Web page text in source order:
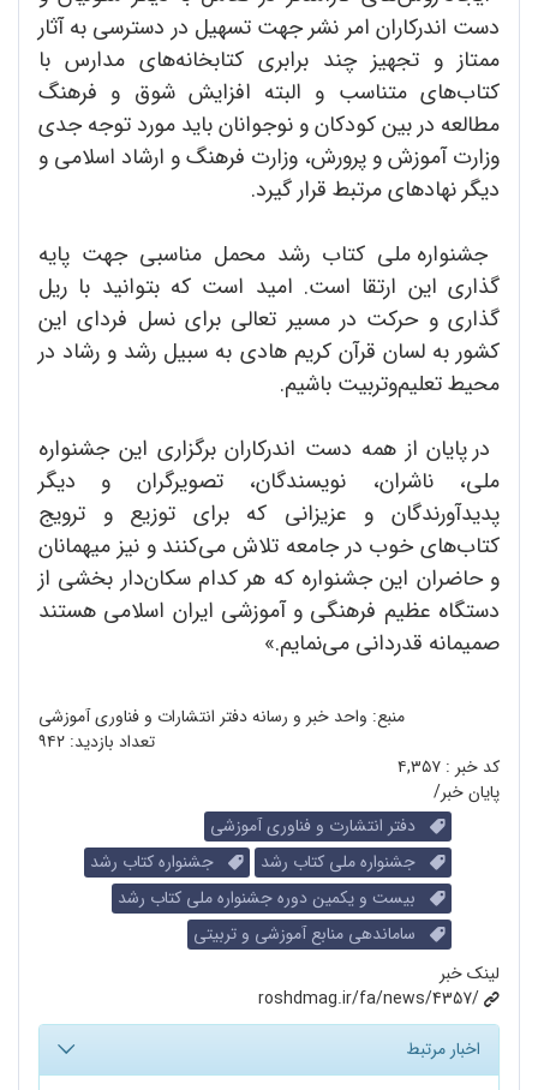
دست اندرکاران امر نشر جهت تسهیل در دسترسی به آثار
ممتاز و تجهیز چند برابری کتابخانه‌های مدارس با
کتاب‌های متناسب و البته افزایش شوق و فرهنگ
مطالعه در بین کودکان و نوجوانان باید مورد توجه جدی
وزارت آموزش و پرورش، وزارت فرهنگ و ارشاد اسلامی و
دیگر نهادهای مرتبط قرار گیرد.
جشنواره ملی کتاب رشد محمل مناسبی جهت پایه
گذاری این ارتقا است. امید است که بتوانید با ریل
گذاری و حرکت در مسیر تعالی برای نسل فردای این
کشور به لسان قرآن کریم هادی به سبیل رشد و رشاد در
محیط تعلیم‌و‌تربیت باشیم.
در پایان از همه دست اندرکاران برگزاری این جشنواره
ملی، ناشران، نویسندگان، تصویرگران و دیگر
پدیدآورندگان و عزیزانی که برای توزیع و ترویج
کتاب‌های خوب در جامعه تلاش می‌کنند و نیز میهمانان
و حاضران این جشنواره که هر کدام سکان‌دار بخشی از
دستگاه عظیم فرهنگی و آموزشی ایران اسلامی هستند
صمیمانه قدردانی می‌نمایم.»
منبع: واحد خبر و رسانه دفتر انتشارات و فناوری آموزشی
تعداد بازدید: ۹۴۲
کد خبر : ۴,۳۵۷
پایان خبر/
دفتر انتشارت و فناوری آموزشی
جشنواره ملی کتاب رشد
جشنواره کتاب رشد
بیست و یکمین دوره جشنواره ملی کتاب رشد
ساماندهی منابع آموزشی و تربیتی
لینک خبر
roshdmag.ir/fa/news/4357/
اخبار مرتبط